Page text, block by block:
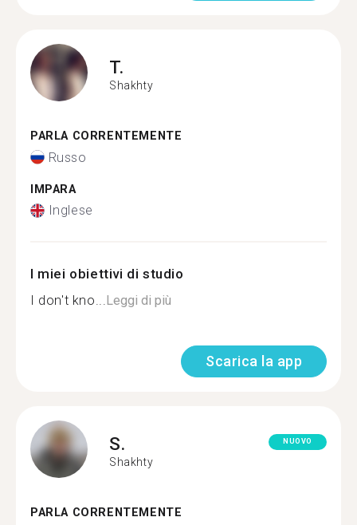
T.
Shakhty
PARLA CORRENTEMENTE
Russo
IMPARA
Inglese
I miei obiettivi di studio
I don't kno...Leggi di più
Scarica la app
S.
Shakhty
NUOVO
PARLA CORRENTEMENTE